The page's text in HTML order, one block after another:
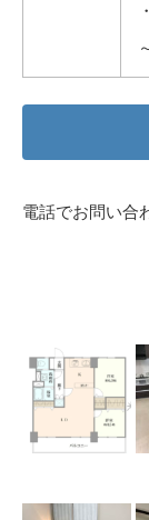
電話でお問い